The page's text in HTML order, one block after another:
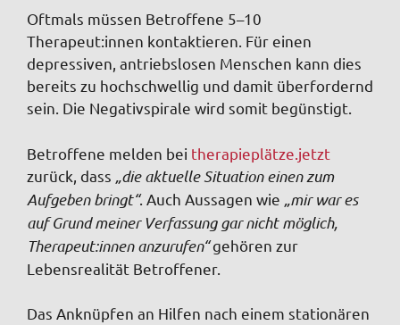
Oftmals müssen Betroffene 5–10
Therapeut:innen kontaktieren. Für einen
depressiven, antriebslosen Menschen kann dies
bereits zu hochschwellig und damit überfordernd
sein. Die Negativspirale wird somit begünstigt.
Betroffene melden bei therapieplätze.jetzt
zurück, dass „die aktuelle Situation einen zum
Aufgeben bringt“. Auch Aussagen wie „mir war es
auf Grund meiner Verfassung gar nicht möglich,
Therapeut:innen anzurufen“gehören zur
Lebensrealität Betroffener.
Das Anknüpfen an Hilfen nach einem stationären